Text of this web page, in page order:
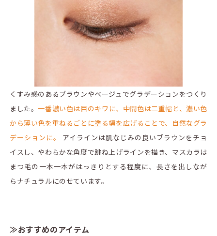
くすみ感のあるブラウンやベージュでグラデーションをつくり
ました。 一番濃い色は目のキワに、中間色は二重幅と、濃い色
から薄い色を重ねるごとに塗る幅を広げることで、自然なグラ
デーションに。
アイラインは肌なじみの良いブラウンをチョ
イスし、やわらかな角度で跳ね上げラインを描き、マスカラは
まつ毛の一本一本がはっきりとする程度に、長さを出しなが
らナチュラルにのせています。
≫おすすめのアイテム